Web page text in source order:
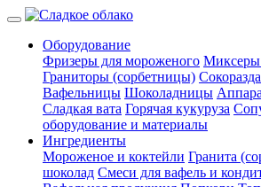
Оборудование
Фризеры для мороженого Миксеры
Граниторы (сорбетницы)
Вафельницы Шоколадницы
Сладкая вата Горячая кукуруза
оборудование и материалы
Ингредиенты
Мороженое и коктейли Гранита
шоколад Смеси для вафель и